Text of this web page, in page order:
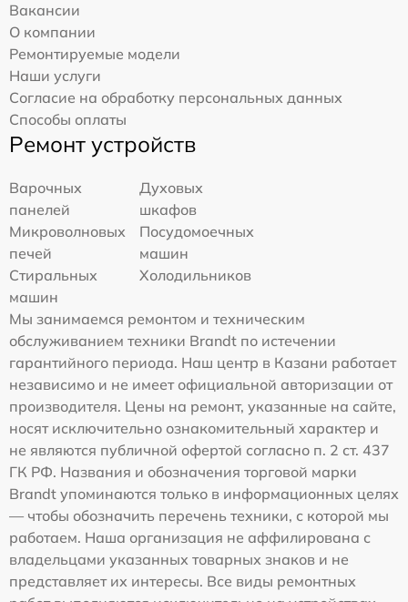
Вакансии
О компании
Ремонтируемые модели
Наши услуги
Согласие на обработку персональных данных
Способы оплаты
Ремонт устройств
Варочных
панелей
Духовых
шкафов
Микроволновых
печей
Посудомоечных
машин
Стиральных
машин
Холодильников
Мы занимаемся ремонтом и техническим
обслуживанием техники Brandt по истечении
гарантийного периода. Наш центр в Казани работает
независимо и не имеет официальной авторизации от
производителя. Цены на ремонт, указанные на сайте,
носят исключительно ознакомительный характер и
не являются публичной офертой согласно п. 2 ст. 437
ГК РФ. Названия и обозначения торговой марки
Brandt упоминаются только в информационных целях
— чтобы обозначить перечень техники, с которой мы
работаем. Наша организация не аффилирована с
владельцами указанных товарных знаков и не
представляет их интересы. Все виды ремонтных